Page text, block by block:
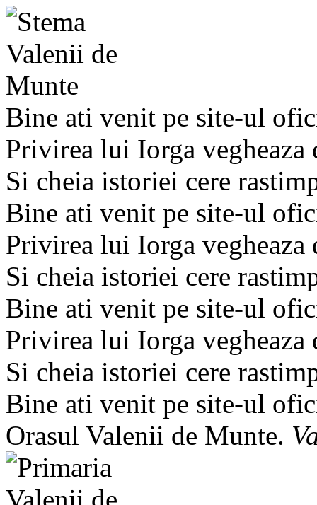
Bine ati venit pe site-ul
Privirea lui Iorga
Si cheia istoriei cere
Bine ati venit pe site-ul
Privirea lui Iorga
Si cheia istoriei cere
Bine ati venit pe site-ul
Privirea lui Iorga
Si cheia istoriei cere
Bine ati venit pe site-ul
Orasul Valenii de Munte.